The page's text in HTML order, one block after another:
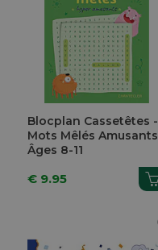
Blocplan Cassetêtes -
Mots Mêlés Amusants
Âges 8-11
€ 9.95